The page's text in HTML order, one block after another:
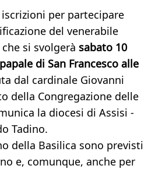
per partecipare
del venerabile
che si svolgerà sabato 10
di San Francesco alle
dal cardinale Giovanni
della Congregazione delle
la diocesi di Assisi -
Tadino.
della Basilica sono previsti
e, comunque, anche per